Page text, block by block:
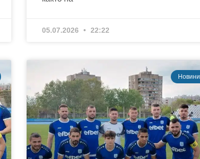
05.07.2026 22:22
Новини